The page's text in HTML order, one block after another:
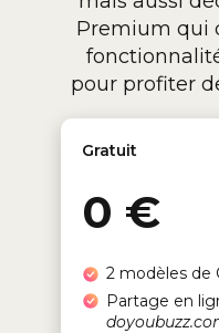
Premium qui
pour profiter
Gratuit
0 €
2 modèles de
Partage en